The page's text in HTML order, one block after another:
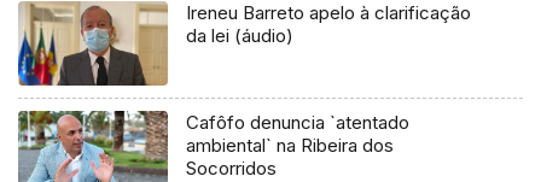
Ireneu Barreto apelo à clarificação
da lei (áudio)
Cafôfo denuncia `atentado
ambiental` na Ribeira dos
Socorridos